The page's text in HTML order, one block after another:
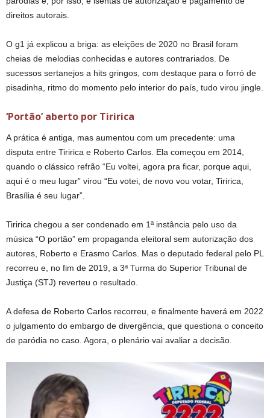
direitos autorais.
O g1 já explicou a briga: as eleições de 2020 no Brasil foram
cheias de melodias conhecidas e autores contrariados. De
sucessos sertanejos a hits gringos, com destaque para o forró de
pisadinha, ritmo do momento pelo interior do país, tudo virou jingle.
‘Portão’ aberto por Tiririca
A prática é antiga, mas aumentou com um precedente: uma
disputa entre Tiririca e Roberto Carlos. Ela começou em 2014,
quando o clássico refrão “Eu voltei, agora pra ficar, porque aqui,
aqui é o meu lugar” virou “Eu votei, de novo vou votar, Tiririca,
Brasília é seu lugar”.
Tiririca chegou a ser condenado em 1ª instância pelo uso da
música “O portão” em propaganda eleitoral sem autorização dos
autores, Roberto e Erasmo Carlos. Mas o deputado federal pelo PL
recorreu e, no fim de 2019, a 3ª Turma do Superior Tribunal de
Justiça (STJ) reverteu o resultado.
A defesa de Roberto Carlos recorreu, e finalmente haverá em 2022
o julgamento do embargo de divergência, que questiona o conceito
de paródia no caso. Agora, o plenário vai avaliar a decisão.